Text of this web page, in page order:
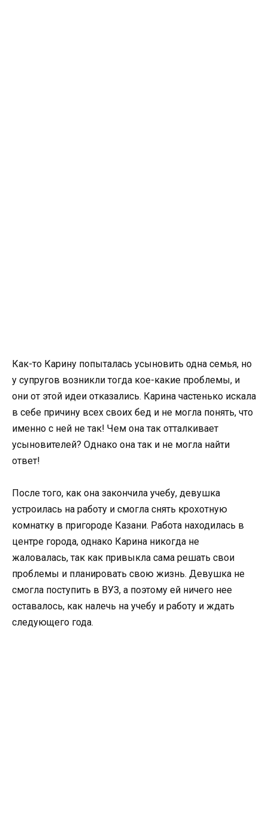
Как-то Карину попыталась усыновить одна семья, но
у супругов возникли тогда кое-какие проблемы, и
они от этой идеи отказались. Карина частенько искала
в себе причину всех своих бед и не могла понять, что
именно с ней не так! Чем она так отталкивает
усыновителей? Однако она так и не могла найти
ответ!
После того, как она закончила учебу, девушка
устроилась на работу и смогла снять крохотную
комнатку в пригороде Казани. Работа находилась в
центре города, однако Карина никогда не
жаловалась, так как привыкла сама решать свои
проблемы и планировать свою жизнь. Девушка не
смогла поступить в ВУЗ, а поэтому ей ничего нее
оставалось, как налечь на учебу и работу и ждать
следующего года.